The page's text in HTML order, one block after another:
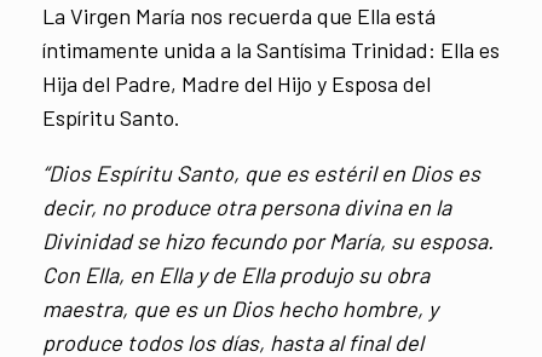
La Virgen María nos recuerda que Ella está
íntimamente unida a la Santísima Trinidad: Ella es
Hija del Padre, Madre del Hijo y Esposa del
Espíritu Santo.
“Dios Espíritu Santo, que es estéril en Dios es
decir, no produce otra persona divina en la
Divinidad se hizo fecundo por María, su esposa.
Con Ella, en Ella y de Ella produjo su obra
maestra, que es un Dios hecho hombre, y
produce todos los días, hasta al final del